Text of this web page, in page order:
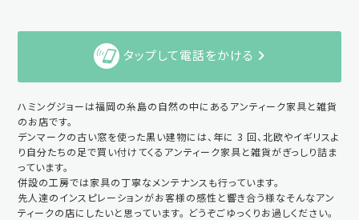
タップして電話をかける
ハミングジョーは福岡の糸島の自然の中にあるアンティーク家具と雑貨
のお店です。
デンマークの古い窓を使った黒い建物には、年に 3 回、北欧やイギリスよ
り自分たちの足で買い付けてくるアンティーク家具と雑貨がぎっしり詰ま
っています。
併設の工房では家具の丁寧なメンテナンスも行っています。
先人達のインスピレーションがお客様の感性と響き合う様なそんなアン
ティークの店にしたいと思っています。 どうぞごゆっくりお過しください。